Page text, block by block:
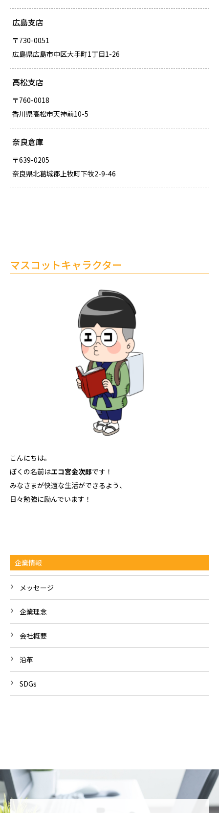
広島支店
〒730-0051
広島県広島市中区大手町1丁目1-26
高松支店
〒760-0018
香川県高松市天神前10-5
奈良倉庫
〒639-0205
奈良県北葛城郡上牧町下牧2-9-46
マスコットキャラクター
こんにちは。
ぼくの名前はエコ宮金次郎です！
みなさまが快適な生活ができるよう、
日々勉強に励んでいます！
企業情報
メッセージ
企業理念
会社概要
沿革
SDGs